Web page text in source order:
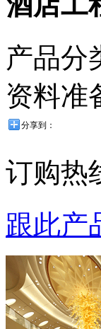
产品分
资料
分享到：
订购热
跟此产